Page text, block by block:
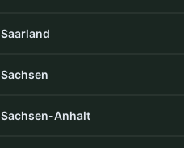
Saarland
Sachsen
Sachsen-Anhalt